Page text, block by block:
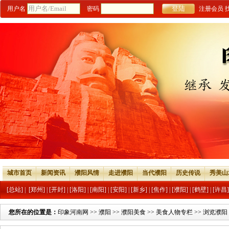
用户名 密码 注册会员
城市首页 新闻资讯 濮阳风情 走进濮阳 当代濮阳 历史传说 秀美
[总站] [郑州] [开封] [洛阳] [南阳] [安阳] [新乡] [焦作] [濮阳] [鹤壁] [许昌]
您所在的位置是： 印象河南网 >> 濮阳 >> 濮阳美食 >> 美食人物专栏 >> 浏览濮阳